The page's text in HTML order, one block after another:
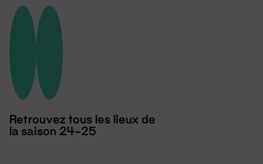
Retrouvez tous les lieux de
la saison 24-25